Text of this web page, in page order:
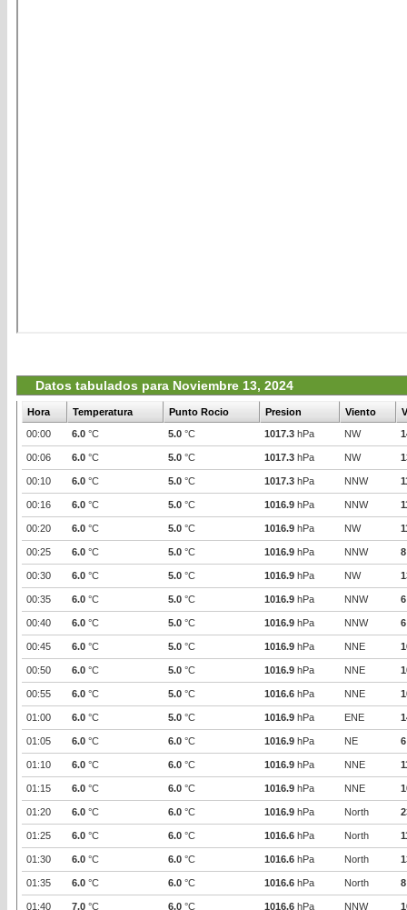
Datos tabulados para Noviembre 13, 2024
Hora Temperatura Punto Rocio Presion Viento
00:00
6.0 °C 5.0 °C 1017.3 hPa NW
00:06 6.0 °C 5.0 °C 1017.3 hPa NW
00:10 6.0 °C 5.0 °C 1017.3 hPa NNW
00:16 6.0 °C 5.0 °C 1016.9 hPa NNW
00:20 6.0 °C 5.0 °C 1016.9 hPa NW
00:25 6.0 °C 5.0 °C 1016.9 hPa NNW 8
00:30 6.0 °C 5.0 °C 1016.9 hPa NW
00:35 6.0 °C 5.0 °C 1016.9 hPa NNW 6
00:40 6.0 °C 5.0 °C 1016.9 hPa NNW 6
00:45 6.0 °C 5.0 °C 1016.9 hPa NNE
00:50 6.0 °C 5.0 °C 1016.9 hPa NNE
00:55 6.0 °C 5.0 °C 1016.6 hPa NNE
01:00 6.0 °C 5.0 °C 1016.9 hPa ENE
01:05 6.0 °C 6.0 °C 1016.9 hPa NE 6
01:10 6.0 °C 6.0 °C 1016.9 hPa NNE
01:15 6.0 °C 6.0 °C 1016.9 hPa NNE
01:20 6.0 °C 6.0 °C 1016.9 hPa North
01:25 6.0 °C 6.0 °C 1016.6 hPa North
01:30 6.0 °C 6.0 °C 1016.6 hPa North
01:35 6.0 °C 6.0 °C 1016.6 hPa North 8
01:40 7.0 °C 6.0 °C 1016.6 hPa NNW